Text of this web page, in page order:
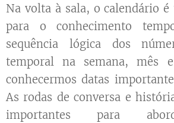
Na volta à sala, o calendário
para o conhecimento
sequência lógica dos
temporal na semana, mês
conhecermos datas
As rodas de conversa e
importantes para